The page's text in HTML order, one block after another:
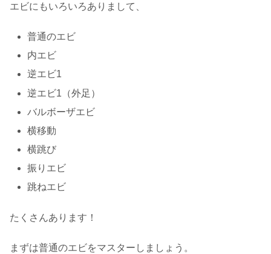
エビにもいろいろありまして、
普通のエビ
内エビ
逆エビ1
逆エビ1（外足）
バルボーザエビ
横移動
横跳び
振りエビ
跳ねエビ
たくさんあります！
まずは普通のエビをマスターしましょう。